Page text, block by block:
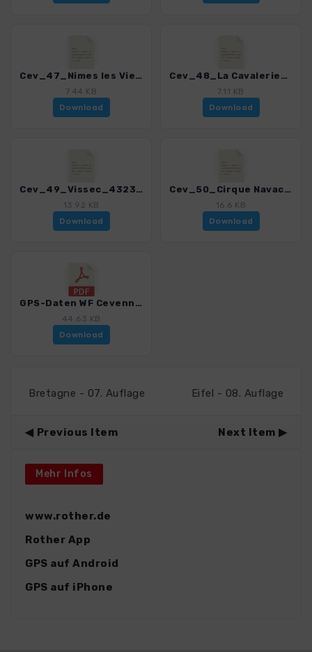
Cev_47_Nimes les Vieux_4323_4.gpx
7.44 KB
Download
Cev_48_La Cavalerie_4323_4.gpx
7.11 KB
Download
Cev_49_Vissec_4323_4.gpx
13.92 KB
Download
Cev_50_Cirque Navacelles_4323_4.gpx
16.6 KB
Download
GPS-Daten WF Cevennen - Haftungsausschluss, Nutzungsbedingungen und Hinweise_4323_4.pdf
44.63 KB
Download
Bretagne - 07. Auflage Eifel - 08. Auflage
Previous Item Next Item
Mehr Infos
www.rother.de
Rother App
GPS auf Android
GPS auf iPhone